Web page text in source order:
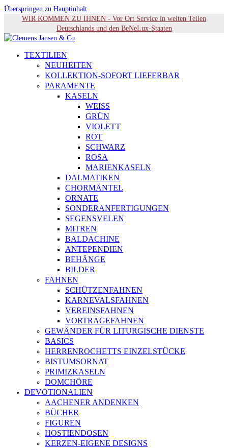
Überspringen zu Hauptinhalt
WIR KOMMEN ZU IHNEN - Vor Ort Service in weiten Teilen
Deutschlands und den BeNeLux-Staaten
TEXTILIEN
NEUHEITEN
KOLLEKTION-SOFORT LIEFERBAR
PARAMENTE
KASELN
WEISS
GRÜN
VIOLETT
ROT
SCHWARZ
ROSA
MARIENKASELN
DALMATIKEN
CHORMÄNTEL
ORNATE
SONDERANFERTIGUNGEN
SEGENSVELEN
MITREN
BALDACHINE
ANTEPENDIEN
BEHÄNGE
BILDER
FAHNEN
SCHÜTZENFAHNEN
KARNEVALSFAHNEN
VEREINSFAHNEN
VORTRAGEFAHNEN
GEWÄNDER FÜR LITURGISCHE DIENSTE
BASICS
HERRENROCHETTS EINZELSTÜCKE
BISTUMSORNAT
PRIMIZKASELN
DOMCHÖRE
DEVOTIONALIEN
AACHENER ANDENKEN
BÜCHER
FIGUREN
HOSTIENDOSEN
KERZEN-EIGENE DESIGNS